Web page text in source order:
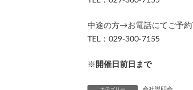
中途の方→お電話にてご予約
TEL：029-300-7155
※ 開催日前日まで